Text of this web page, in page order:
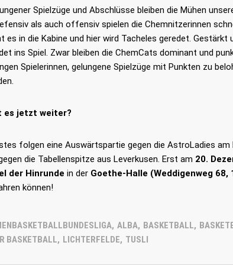
Spielzüge und Abschlüsse bleiben die Mühen
als auch offensiv spielen die Chemnitzerinnen
es in die Kabine und hier wird Tacheles geredet.
ins Spiel. Zwar bleiben die ChemCats dominant und
Spielerinnen, gelungene Spielzüge mit Punkten zu
es jetzt weiter?
folgen eine Auswärtspartie gegen die AstroLadies
die Tabellenspitze aus Leverkusen. Erst am 20.
der Hinrunde in der Goethe-Halle (Weddigenweg 68,
können!
, ALBA, BASKETBALL,
BASKETBALL, LICHTERFELDE, TUSLI
für Deutschland
| TuSLi bei der U17-
Kuper
Impressum